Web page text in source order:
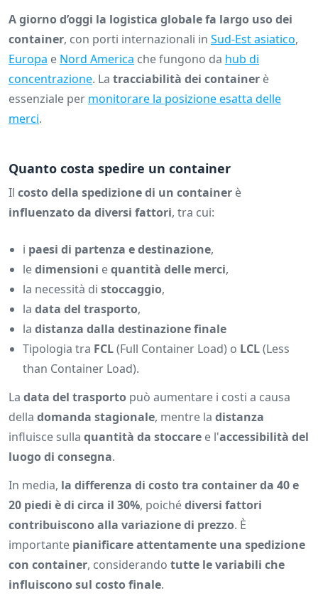
A giorno d’oggi la logistica globale fa largo uso dei
container, con porti internazionali in Sud-Est asiatico,
Europa e Nord America che fungono da hub di
concentrazione. La tracciabilità dei container è
essenziale per monitorare la posizione esatta delle
merci.
Quanto costa spedire un container
Il costo della spedizione di un container è
influenzato da diversi fattori, tra cui:
i paesi di partenza e destinazione,
ledimensioni equantità delle merci,
la necessità di stoccaggio,
la data del trasporto,
la distanza dalla destinazione finale
Tipologia tra FCL(Full Container Load) o LCL(Less
than Container Load).
La data del trasporto può aumentare i costi a causa
della domanda stagionale, mentre la distanza
influisce sulla quantità da stoccare e l'accessibilità del
luogo di consegna.
In media, la differenza di costo tra container da 40 e
20 piedi è di circa il 30%, poichédiversi fattori
contribuiscono alla variazione di prezzo. È
importante pianificare attentamente una spedizione
con container, considerando tutte le variabili che
influiscono sul costo finale.